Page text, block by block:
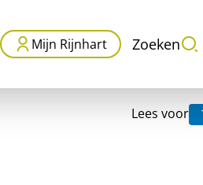
Mijn Rijnhart Zoeken
Lees voor